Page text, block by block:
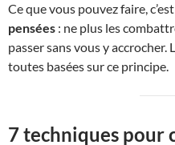
Ce que vous pouvez faire, c’est
pensées : ne plus les
passer sans vous y
toutes basées sur ce principe.
7 techniques pour